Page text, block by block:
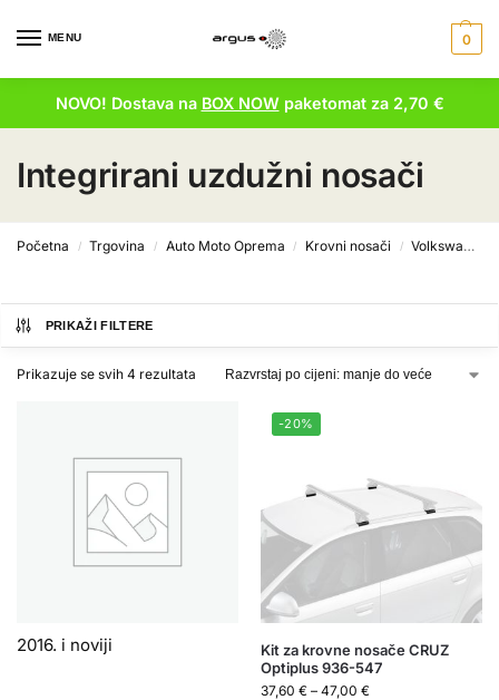
MENU 0
NOVO! Dostava na BOX NOWpaketomat za 2,70 €
Integrirani uzdužni nosači
Početna / Trgovina / Auto Moto Oprema / Krovni nosači / Volkswagen krovni nosači
PRIKAŽI FILTERE
Prikazuje se svih 4 rezultata
2016. i noviji
-20%
Kit za krovne nosače CRUZ
Optiplus 936-547
37,60 € – 47,00 €